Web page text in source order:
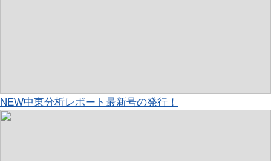
NEW中東分析レポート最新号の発行！